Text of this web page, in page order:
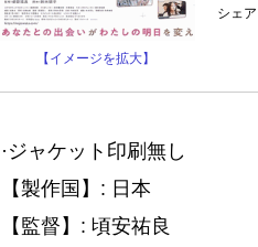
【イメージを拡大】
シェ
·ジャケット印刷無し
【製作国】: 日本
【監督】: 頃安祐良